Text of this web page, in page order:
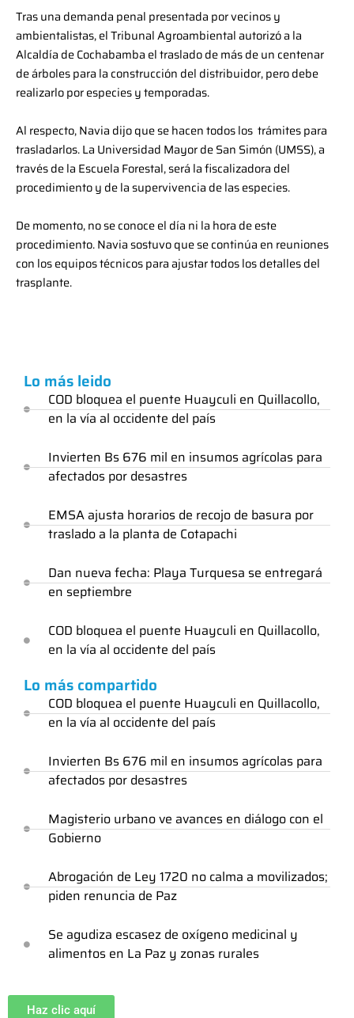
Tras una demanda penal presentada por vecinos y
ambientalistas, el Tribunal Agroambiental autorizó a la
Alcaldía de Cochabamba el traslado de más de un centenar
de árboles para la construcción del distribuidor, pero debe
realizarlo por especies y temporadas.
Al respecto, Navia dijo que se hacen todos los trámites para
trasladarlos. La Universidad Mayor de San Simón (UMSS), a
través de la Escuela Forestal, será la fiscalizadora del
procedimiento y de la supervivencia de las especies.
De momento, no se conoce el día ni la hora de este
procedimiento. Navia sostuvo que se continúa en reuniones
con los equipos técnicos para ajustar todos los detalles del
trasplante.
Lo más leido
COD bloquea el puente Huayculi en Quillacollo,
en la vía al occidente del país
Invierten Bs 676 mil en insumos agrícolas para
afectados por desastres
EMSA ajusta horarios de recojo de basura por
traslado a la planta de Cotapachi
Dan nueva fecha: Playa Turquesa se entregará
en septiembre
COD bloquea el puente Huayculi en Quillacollo,
en la vía al occidente del país
Lo más compartido
COD bloquea el puente Huayculi en Quillacollo,
en la vía al occidente del país
Invierten Bs 676 mil en insumos agrícolas para
afectados por desastres
Magisterio urbano ve avances en diálogo con el
Gobierno
Abrogación de Ley 1720 no calma a movilizados;
piden renuncia de Paz
Se agudiza escasez de oxígeno medicinal y
alimentos en La Paz y zonas rurales
Haz clic aquí